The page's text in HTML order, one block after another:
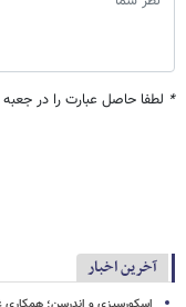
* لطفا حاصل عبارت را در جعبه
آخرین اخبار